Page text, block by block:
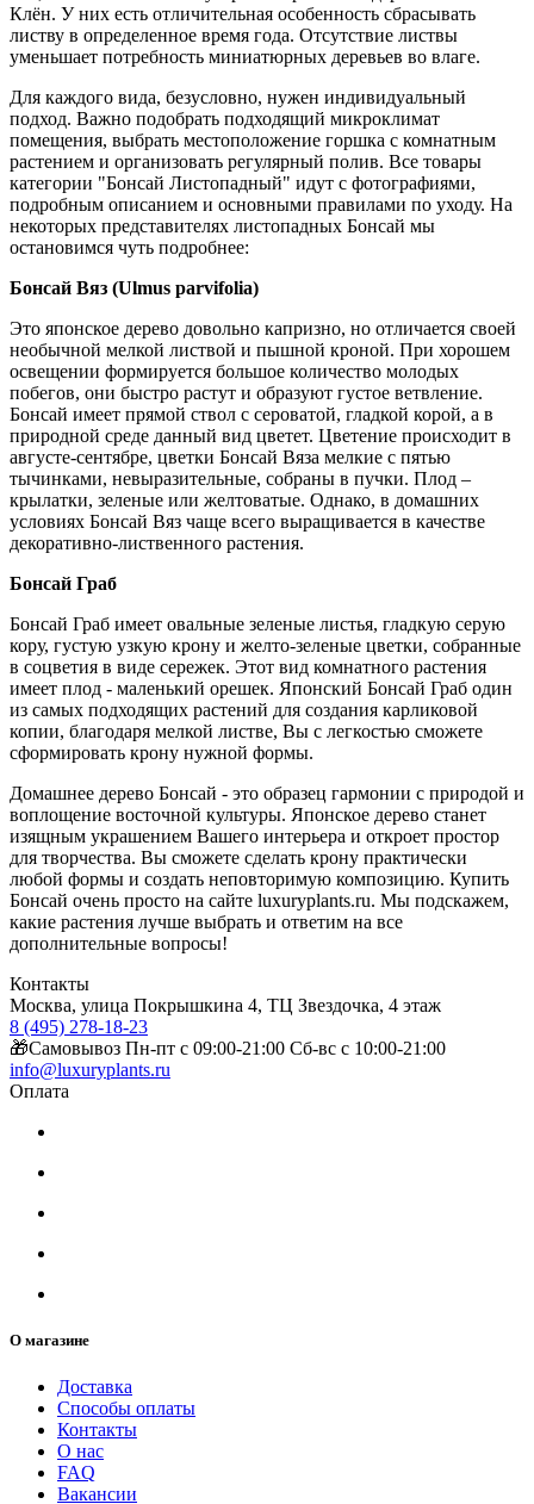
Клён. У них есть отличительная особенность сбрасывать
листву в определенное время года. Отсутствие листвы
уменьшает потребность миниатюрных деревьев во влаге.
Для каждого вида, безусловно, нужен индивидуальный
подход. Важно подобрать подходящий микроклимат
помещения, выбрать местоположение горшка с комнатным
растением и организовать регулярный полив. Все товары
категории "Бонсай Листопадный" идут с фотографиями,
подробным описанием и основными правилами по уходу. На
некоторых представителях листопадных Бонсай мы
остановимся чуть подробнее:
Бонсай Вяз (Ulmus parvifolia)
Это японское дерево довольно капризно, но отличается своей
необычной мелкой листвой и пышной кроной. При хорошем
освещении формируется большое количество молодых
побегов, они быстро растут и образуют густое ветвление.
Бонсай имеет прямой ствол с сероватой, гладкой корой, а в
природной среде данный вид цветет. Цветение происходит в
августе-сентябре, цветки Бонсай Вяза мелкие с пятью
тычинками, невыразительные, собраны в пучки. Плод –
крылатки, зеленые или желтоватые. Однако, в домашних
условиях Бонсай Вяз чаще всего выращивается в качестве
декоративно-лиственного растения.
Бонсай Граб
Бонсай Граб имеет овальные зеленые листья, гладкую серую
кору, густую узкую крону и желто-зеленые цветки, собранные
в соцветия в виде сережек. Этот вид комнатного растения
имеет плод - маленький орешек. Японский Бонсай Граб один
из самых подходящих растений для создания карликовой
копии, благодаря мелкой листве, Вы с легкостью сможете
сформировать крону нужной формы.
Домашнее дерево Бонсай - это образец гармонии с природой и
воплощение восточной культуры. Японское дерево станет
изящным украшением Вашего интерьера и откроет простор
для творчества. Вы сможете сделать крону практически
любой формы и создать неповторимую композицию. Купить
Бонсай очень просто на сайте luxuryplants.ru. Мы подскажем,
какие растения лучше выбрать и ответим на все
дополнительные вопросы!
Контакты
Москва, улица Покрышкина 4, ТЦ Звездочка, 4 этаж
8 (495) 278-18-23
🎁Самовывоз Пн-пт с 09:00-21:00 Сб-вс с 10:00-21:00
info@luxuryplants.ru
Оплата
О магазине
Доставка
Способы оплаты
Контакты
О нас
FAQ
Вакансии